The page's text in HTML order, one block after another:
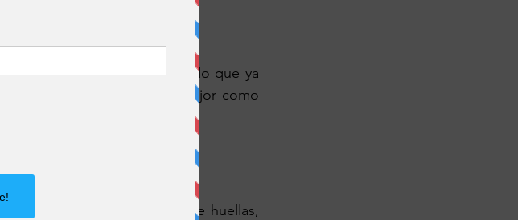
X, así que Apple, te pido que ya
algo moderno mucho mejor como
pedido a Apple un sensor de huellas,